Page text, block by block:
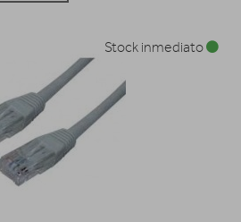
Stock inmediato